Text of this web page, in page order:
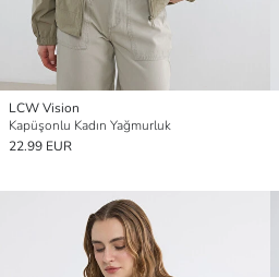
LCW Vision
Kapüşonlu Kadın Yağmurluk
22.99 EUR